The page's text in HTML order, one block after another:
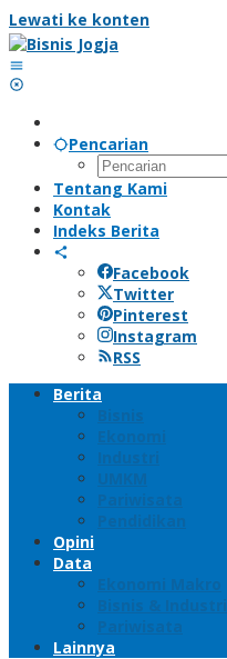
Lewati ke konten
Pencarian
Tentang Kami
Kontak
Indeks Berita
Facebook
Twitter
Pinterest
Instagram
RSS
Berita
Bisnis
Ekonomi
Industri
UMKM
Pariwisata
Pendidikan
Opini
Data
Ekonomi Makro
Bisnis & Industri
Pariwisata
Lainnya